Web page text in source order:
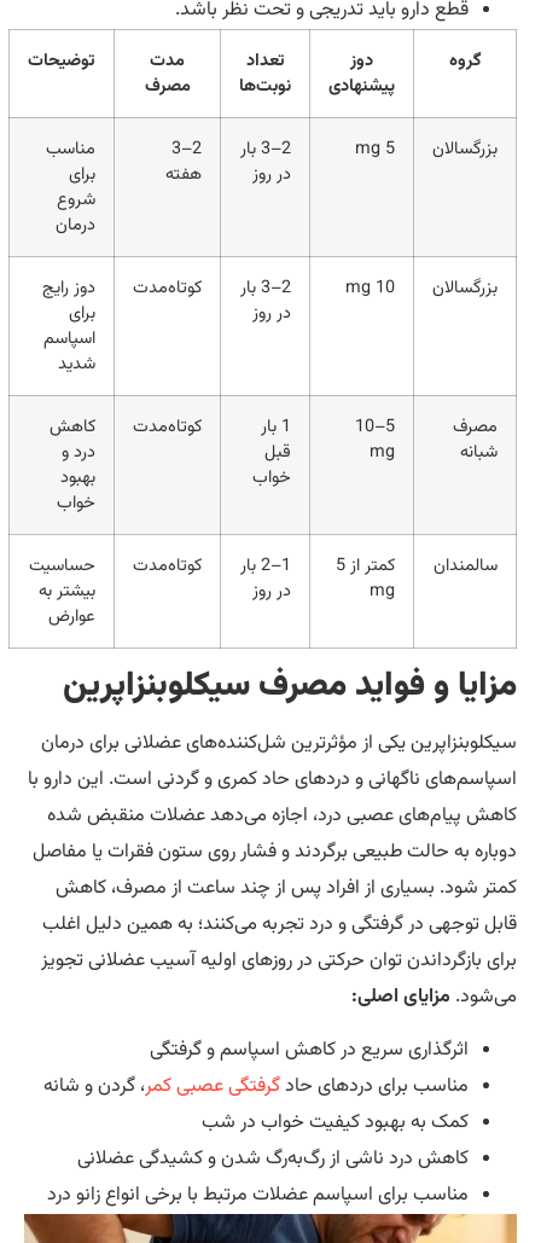
قطع دارو باید تدریجی و تحت نظر باشد.
پیشنهادی
نوبت‌ها
مدت
مصرف
توضیحات
5 mg
2–3
هفته
10 mg کوتاه‌مدت
دوز رایج
کوتاه‌مدت
کاهش
کوتاه‌مدت
حساسیت
و فواید مصرف سیکلوبنزاپرین
یکی از مؤثرترین شل‌کننده‌های عضلانی برای درمان
ناگهانی و دردهای حاد کمری و گردنی است. این دارو با
پیام‌های عصبی درد، اجازه می‌دهد عضلات منقبض شده
به حالت طبیعی برگردند و فشار روی ستون فقرات یا مفاصل
بسیاری از افراد پس از چند ساعت از مصرف، کاهش
در گرفتگی و درد تجربه می‌کنند؛ به همین دلیل اغلب
توان حرکتی در روزهای اولیه آسیب عضلانی تجویز
مزایای اصلی:
اثرگذاری سریع در کاهش اسپاسم و گرفتگی
مناسب برای دردهای حادگرفتگی عصبی کمر، گردن و شانه
کمک به بهبود کیفیت خواب در شب
کاهش درد ناشی از رگ‌به‌رگ شدن و کشیدگی عضلانی
مناسب برای اسپاسم عضلات مرتبط با برخی انواع زانو درد